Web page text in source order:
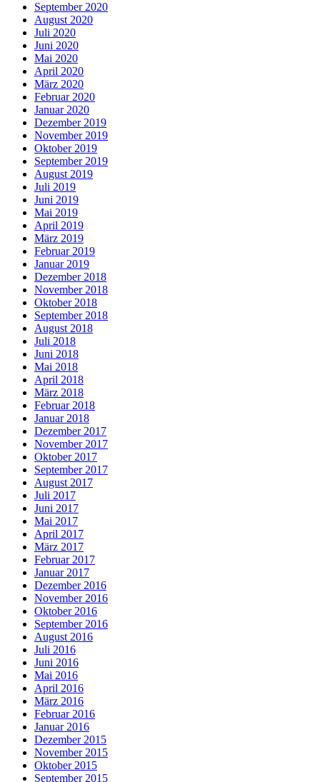
September 2020
August 2020
Juli 2020
Juni 2020
Mai 2020
April 2020
März 2020
Februar 2020
Januar 2020
Dezember 2019
November 2019
Oktober 2019
September 2019
August 2019
Juli 2019
Juni 2019
Mai 2019
April 2019
März 2019
Februar 2019
Januar 2019
Dezember 2018
November 2018
Oktober 2018
September 2018
August 2018
Juli 2018
Juni 2018
Mai 2018
April 2018
März 2018
Februar 2018
Januar 2018
Dezember 2017
November 2017
Oktober 2017
September 2017
August 2017
Juli 2017
Juni 2017
Mai 2017
April 2017
März 2017
Februar 2017
Januar 2017
Dezember 2016
November 2016
Oktober 2016
September 2016
August 2016
Juli 2016
Juni 2016
Mai 2016
April 2016
März 2016
Februar 2016
Januar 2016
Dezember 2015
November 2015
Oktober 2015
September 2015